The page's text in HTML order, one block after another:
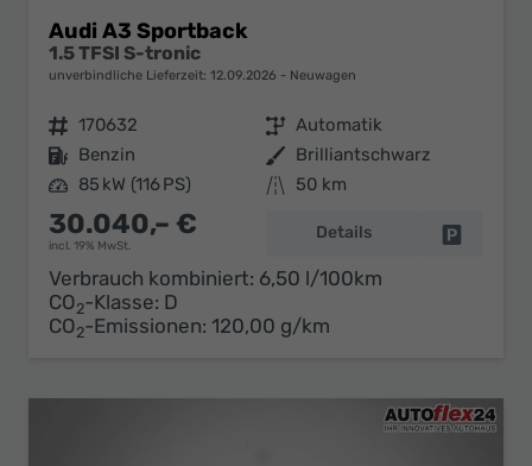
Audi A3 Sportback
1.5 TFSI S-tronic
unverbindliche Lieferzeit: 12.09.2026 Neuwagen
Fahrzeugnr. 170632 Getriebe Automatik
Kraftstoff Benzin Außenfarbe Brilliantschwarz
Leistung 85 kW (116 PS) Kilometerstand 50 km
30.040,– €
incl. 19% MwSt.
Details
Verbrauch kombiniert: 6,50 l/100km
CO2-Klasse: D
CO2-Emissionen: 120,00 g/km